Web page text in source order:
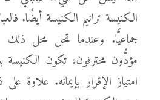
الكنيسة ترانيم الكنيسة أيضًا.
جماعيًّا. وعندما تحل محل ذلك
مؤدُّون محترفون، تكون
امتياز الإقرار بإيمانه. علاوة